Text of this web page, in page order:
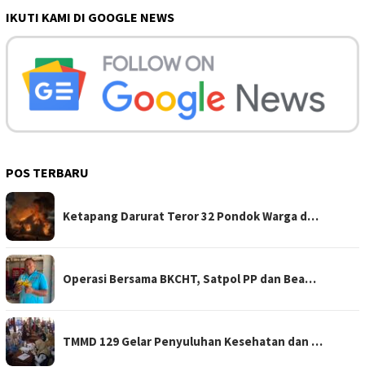
IKUTI KAMI DI GOOGLE NEWS
POS TERBARU
Ketapang Darurat Teror 32 Pondok Warga d…
Operasi Bersama BKCHT, Satpol PP dan Bea…
TMMD 129 Gelar Penyuluhan Kesehatan dan …